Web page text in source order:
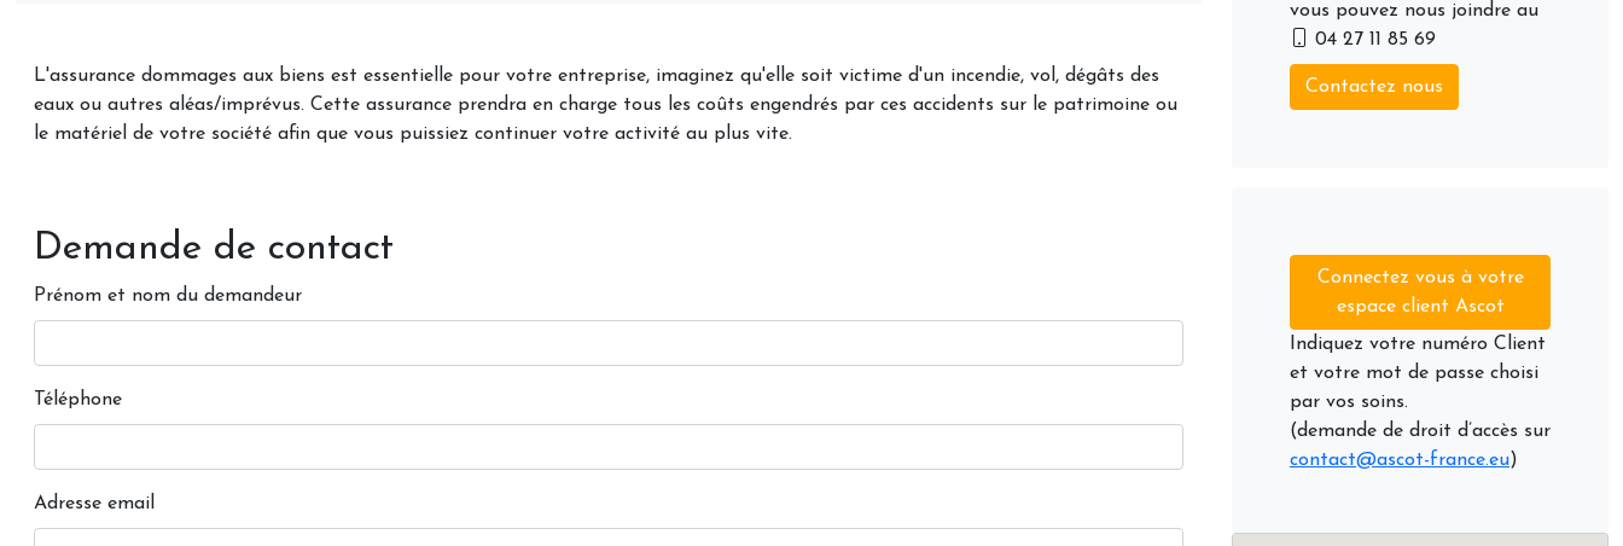
L'assurance dommages aux biens est essentielle pour votre entreprise, imaginez qu'elle soit victime d'un incendie, vol, dégâts des
eaux ou autres aléas/imprévus. Cette assurance prendra en charge tous les coûts engendrés par ces accidents sur le patrimoine ou
le matériel de votre société afin que vous puissiez continuer votre activité au plus vite.
Demande de contact
Prénom et nom du demandeur
Téléphone
Adresse email
vous pouvez nous joindre au
04 27 11 85 69
Contactez nous
Connectez vous à votre
espace client Ascot
Indiquez votre numéro Client
et votre mot de passe choisi
par vos soins.
(demande de droit d’accès sur
contact@ascot-france.eu)